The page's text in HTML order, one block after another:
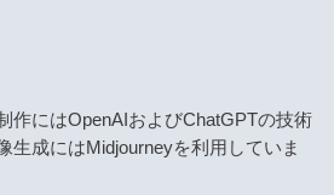
作にはOpenAIおよびChatGPTの技術
生成にはMidjourneyを利用していま